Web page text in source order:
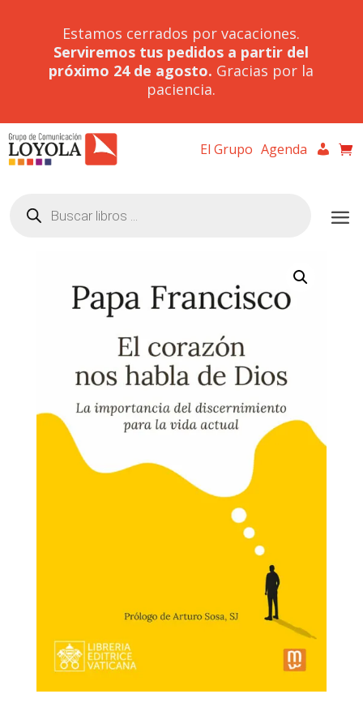
Estamos cerrados por vacaciones.
Serviremos tus pedidos a partir del
próximo 24 de agosto. Gracias por la
paciencia.
El Grupo Agenda
productos